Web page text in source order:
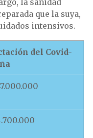
la sanidad
que la suya,
intensivos.
del Covid-